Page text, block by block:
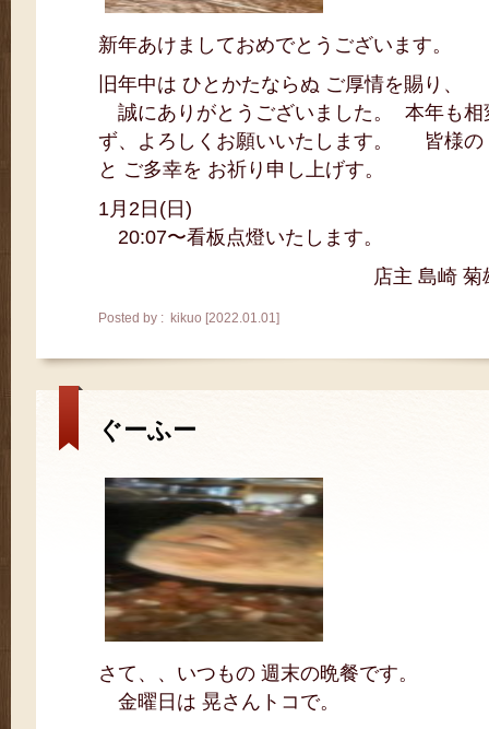
新年あけましておめでとうございます。
旧年中は ひとかたならぬ ご厚情を賜り、
誠にありがとうございました。 本年も相
ず、よろしくお願いいたします。 皆様の
と ご多幸を お祈り申し上げす。
1月2日(日)
20:07〜看板点燈いたします。
店主 島崎 菊
Posted by : kikuo [2022.01.01]
ぐーふー
さて、、いつもの 週末の晩餐です。
金曜日は 晃さんトコで。